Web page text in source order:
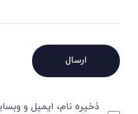
ذخیره نام، ایمیل و